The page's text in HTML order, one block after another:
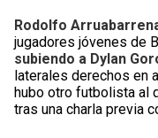
Rodolfo
jugadores jóvenes de
subiendo a Dylan
laterales derechos en
hubo otro futbolista al
tras una charla previa